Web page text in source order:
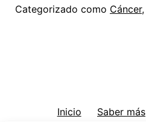
Categorizado como Cáncer,
Inicio Saber más